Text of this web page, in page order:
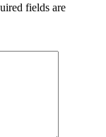
fields are